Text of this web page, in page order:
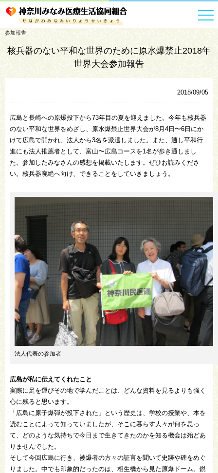
HOME お知らせ一覧
核兵器のない平和な世界のために原水爆禁止2018年世界大会
参加報告
核兵器のない平和な世界のために原水爆禁止2018年
世界大会参加報告
2018/09/05
広島と長崎への原爆投下から73年目の夏を迎えました。今年も核兵器
のない平和な世界をめざし、原水爆禁止世界大会が8月4日〜6日にか
けて広島で開かれ、法人から3名を派遣しました。また、通し平和行
進にも法人推薦者として、富山〜広島コースを1名が歩き通しまし
た。参加したみなさんの感想を掲載いたします。ぜひお読みくださ
い。核兵器廃絶へ向け、できることをしていきましょう。
法人代表の参加者
広島が私に伝えてくれたこと
実際に足を運びその地で学んだことは、どんな資料を見るよりも強く
心に残ると思います。
「広島に原子爆弾が投下された」という歴史は、学校の授業や、本を
読むことによって知っていましたが、そこに暮らす人々が何を思っ
て、どのような気持ちで今日まで生きてきたのかを知る機会は殆どあ
りませんでした。
そして今回広島に行き、被爆者の方々の証言を聞いて史跡や碑をめぐ
りました。中でも印象的だったのは、相生橋から見た原爆ドーム。鋭